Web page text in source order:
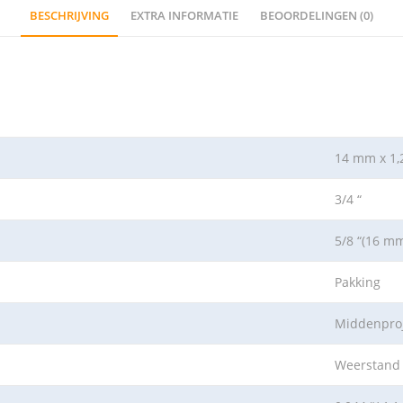
BESCHRIJVING EXTRA INFORMATIE BEOORDELINGEN (0)
14 mm x
3/4 “
5/8 “(16
Pakking
Weerstand